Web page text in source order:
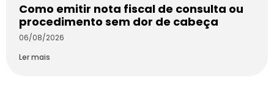
Como emitir nota fiscal de consulta ou
procedimento sem dor de cabeça
06/08/2026
Ler mais